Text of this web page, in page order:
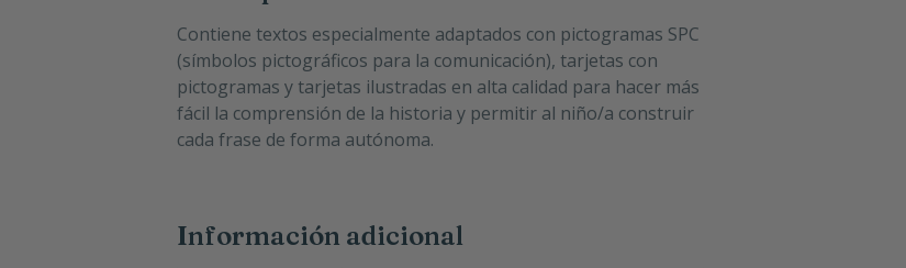
Contiene textos especialmente adaptados con pictogramas SPC
(símbolos pictográficos para la comunicación), tarjetas con
pictogramas y tarjetas ilustradas en alta calidad para hacer más
fácil la comprensión de la historia y permitir al niño/a construir
cada frase de forma autónoma.
Información adicional